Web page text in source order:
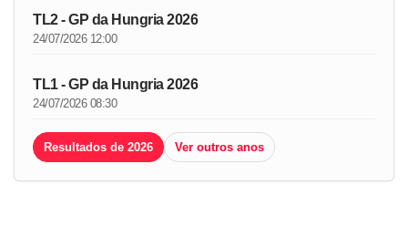
TL2 - GP da Hungria 2026
24/07/2026 12:00
TL1 - GP da Hungria 2026
24/07/2026 08:30
Resultados de 2026 Ver outros anos